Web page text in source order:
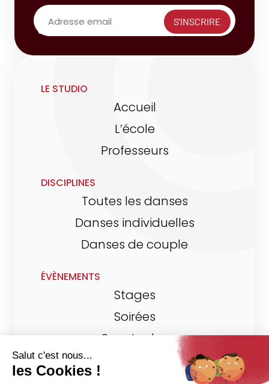
S'INSCRIRE
LE STUDIO
Accueil
L’école
Professeurs
DISCIPLINES
Toutes les danses
Danses individuelles
Danses de couple
ÉVÈNEMENTS
Stages
Soirées
Spectacles